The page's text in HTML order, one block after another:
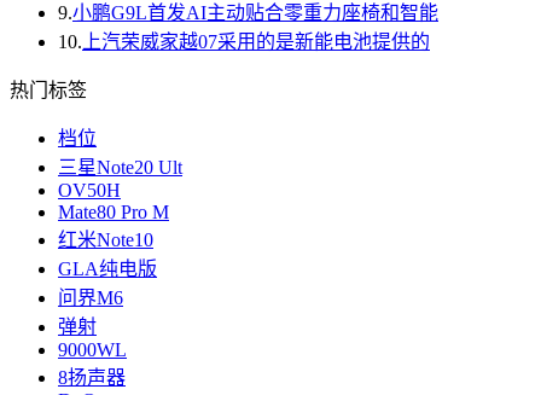
9.小鹏G9L首发AI主动贴合零重力座椅和智能
10. 上汽荣威家越07采用的是新能电池提供的
热门标签
档位
三星Note20 Ult
OV50H
Mate80 Pro M
红米Note10
GLA纯电版
问界M6
弹射
9000WL
8扬声器